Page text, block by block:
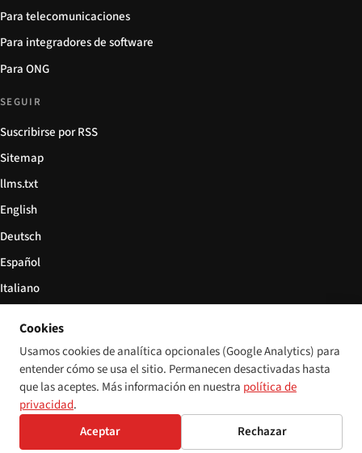
Para telecomunicaciones
Para integradores de software
Para ONG
SEGUIR
Suscribirse por RSS
Sitemap
llms.txt
English
Deutsch
Español
Italiano
© 2026 Disability World. Todos los derechos reservados. Configuración de cookies
DeutschEspañol 简体中文PolskiFrançais
Cookies
Usamos cookies de analítica opcionales (Google Analytics) para
entender cómo se usa el sitio. Permanecen desactivadas hasta
que las aceptes. Más información en nuestra política de
privacidad.
Aceptar
Rechazar